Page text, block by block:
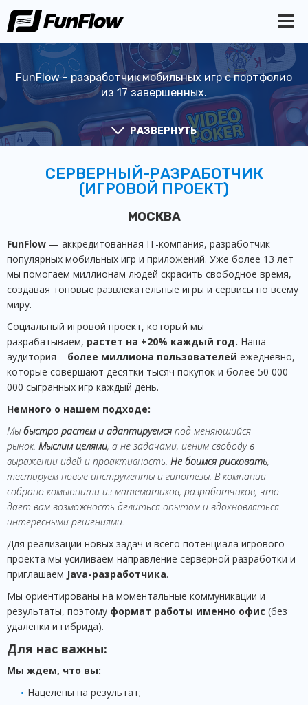
FunFlow - разработчик мобильных игр с портфолио
из 17 завершенных.
РАЗВЕРНУТЬ
СЕРВЕРНЫЙ-РАЗРАБОТЧИК
(ИГРОВОЙ ПРОЕКТ)
МОСКВА
FunFlow — аккредитованная IT-компания, разработчик
популярных мобильных игр и приложений. Уже более 13 лет
мы помогаем миллионам людей скрасить свободное время,
создавая топовые развлекательные игры и сервисы по всему
миру.
Социальный игровой проект, который мы
разрабатываем, растет на +20% каждый год. Наша
аудитория – более миллиона пользователей ежедневно,
которые совершают десятки тысяч покупок и более 50 000
000 сыгранных игр каждый день.
Немного о нашем подходе:
Мы быстро растем и адаптируемся под меняющийся
рынок. Мыслим целями, а не задачами, ценим свободу в
выражении идей и проактивность. Не боимся рисковать,
тестируем новые инструменты и гипотезы. В компании
собрано комьюнити из математиков, разработчиков, что
дает вам возможность делиться опытом и вдохновляться
интересными решениями.
Для реализации новых задач и всего потенциала игрового
проекта мы усиливаем направление серверной разработки и
приглашаем Java-разработчика.
Мы ориентированы на моментальные коммуникации и
результаты, поэтому формат работы именно офис (без
удаленки и гибрида).
Для нас важны:
Мы ждем, что вы:
Нацелены на результат;